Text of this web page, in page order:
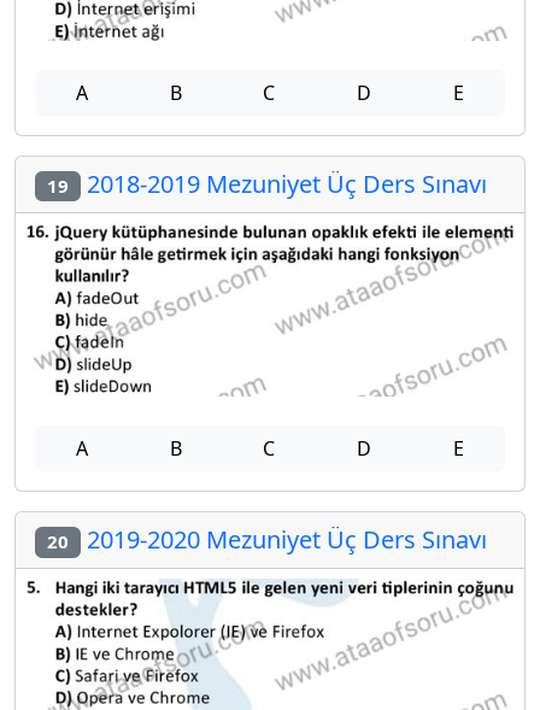
A B C D E
19 2018-2019 Mezuniyet Üç Ders Sınavı
A B C D E
20 2019-2020 Mezuniyet Üç Ders Sınavı